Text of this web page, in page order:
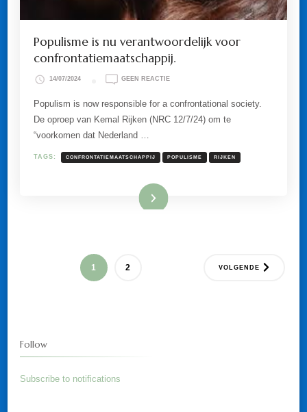
Populisme is nu verantwoordelijk voor
confrontatiemaatschappij.
14/07/2024 GEEN REACTIEOP
NU
VERANTWOORDELIJK
Populism is now responsible for a confrontational society.
De oproep van Kemal Rijken (NRC 12/7/24) om te
“voorkomen dat Nederland …
TAGS: CONFRONTATIEMAATSCHAPPIJ POPULISME RIJKEN
Lees meer
Berichten
paginering
PAGINA
1 PAGINA
2 VOLGENDE
Follow
Subscribe to notifications